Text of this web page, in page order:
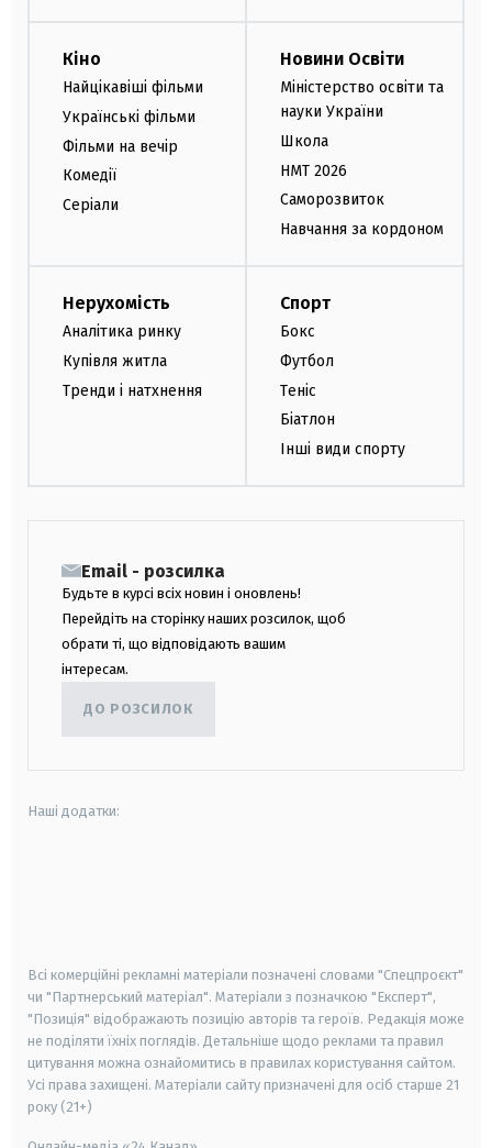
Кіно
Найцікавіші фільми
Українські фільми
Фільми на вечір
Комедії
Серіали
Новини Освіти
Міністерство освіти та
науки України
Школа
НМТ 2026
Саморозвиток
Навчання за кордоном
Нерухомість
Аналітика ринку
Купівля житла
Тренди і натхнення
Спорт
Бокс
Футбол
Теніс
Біатлон
Інші види спорту
Email - розсилка
Будьте в курсі всіх новин і оновлень!
Перейдіть на сторінку наших розсилок, щоб
обрати ті, що відповідають вашим
інтересам.
ДО РОЗСИЛОК
Наші додатки:
Всі комерційні рекламні матеріали позначені словами "Спецпроєкт"
чи "Партнерський матеріал". Матеріали з позначкою "Експерт",
"Позиція" відображають позицію авторів та героїв. Редакція може
не поділяти їхніх поглядів. Детальніше щодо реклами та правил
цитування можна ознайомитись в правилах користування сайтом.
Усі права захищені. Матеріали сайту призначені для осіб старше 21
року (21+)